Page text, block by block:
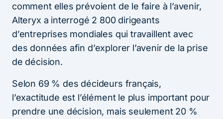
comment elles prévoient de le faire à l’avenir,
Alteryx a interrogé 2 800 dirigeants
d’entreprises mondiales qui travaillent avec
des données afin d’explorer l’avenir de la prise
de décision.
Selon 69 % des décideurs français,
l’exactitude est l’élément le plus important pour
prendre une décision, mais seulement 20 %